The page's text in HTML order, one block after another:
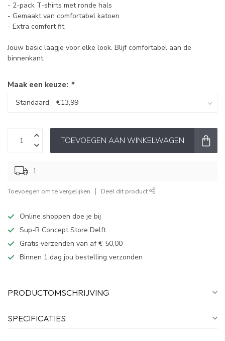
- 2-pack T-shirts met ronde hals
- Gemaakt van comfortabel katoen
- Extra comfort fit
Jouw basic laagje voor elke look. Blijf comfortabel aan de
binnenkant.
Maak een keuze: *
TOEVOEGEN AAN WINKELWAGEN
1
Toevoegen om te vergelijken Deel dit product
Online shoppen doe je bij
Sup-R Concept Store Delft
Gratis verzenden van af € 50,00
Binnen 1 dag jou bestelling verzonden
PRODUCTOMSCHRIJVING
SPECIFICATIES